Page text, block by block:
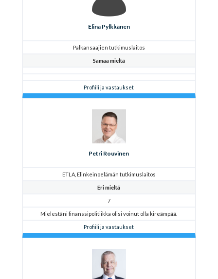
Elina Pylkkänen
Palkansaajien tutkimuslaitos
Samaa mieltä
Profiili ja vastaukset
Petri Rouvinen
ETLA, Elinkeinoelämän tutkimuslaitos
Eri mieltä
7
Mielestäni finanssipolitiikka olisi voinut olla kireämpää.
Profiili ja vastaukset